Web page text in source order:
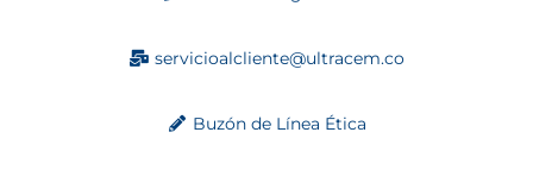
servicioalcliente@ultracem.co
Buzón de Línea Ética